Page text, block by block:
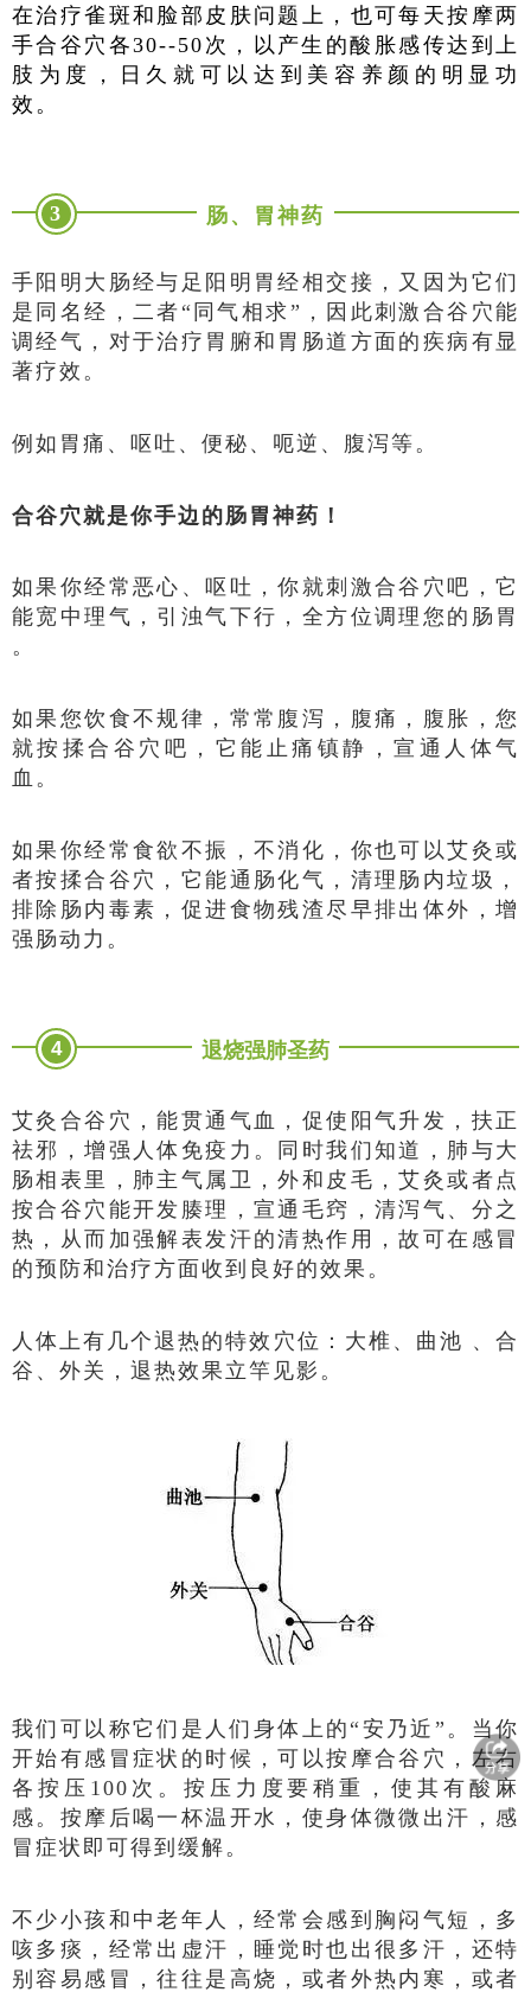
在治疗雀斑和脸部皮肤问题上，也可每天按摩两
手合谷穴各30--50次，以产生的酸胀感传达到上
肢为度，日久就可以达到美容养颜的明显功
效。
3 肠、胃神药
手阳明大肠经与足阳明胃经相交接，又因为它们
是同名经，二者“同气相求”，因此刺激合谷穴能
调经气，对于治疗胃腑和胃肠道方面的疾病有显
著疗效。
例如胃痛、呕吐、便秘、呃逆、腹泻等。
合谷穴就是你手边的肠胃神药！
如果你经常恶心、呕吐，你就刺激合谷穴吧，它
能宽中理气，引浊气下行，全方位调理您的肠胃
。
如果您饮食不规律，常常腹泻，腹痛，腹胀，您
就按揉合谷穴吧，它能止痛镇静，宣通人体气
血。
如果你经常食欲不振，不消化，你也可以艾灸或
者按揉合谷穴，它能通肠化气，清理肠内垃圾，
排除肠内毒素，促进食物残渣尽早排出体外，增
强肠动力。
4 退烧强肺圣药
艾灸合谷穴，能贯通气血，促使阳气升发，扶正
祛邪，增强人体免疫力。同时我们知道，肺与大
肠相表里，肺主气属卫，外和皮毛，艾灸或者点
按合谷穴能开发腠理，宣通毛窍，清泻气、分之
热，从而加强解表发汗的清热作用，故可在感冒
的预防和治疗方面收到良好的效果。
人体上有几个退热的特效穴位：大椎、曲池 、合
谷、外关，退热效果立竿见影。
我们可以称它们是人们身体上的“安乃近”。当你
开始有感冒症状的时候，可以按摩合谷穴，左右
各按压100次。按压力度要稍重，使其有酸麻
感。按摩后喝一杯温开水，使身体微微出汗，感
冒症状即可得到缓解。
不少小孩和中老年人，经常会感到胸闷气短，多
咳多痰，经常出虚汗，睡觉时也出很多汗，还特
别容易感冒，往往是高烧，或者外热内寒，或者